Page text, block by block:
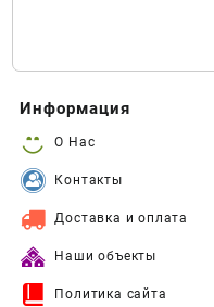
Информация
О Нас
Контакты
Доставка и оплата
Наши объекты
Политика сайта